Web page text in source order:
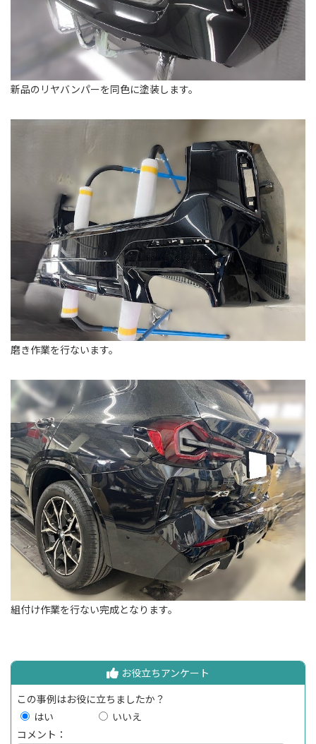
新品のリヤバンパーを同色に塗装します。
磨き作業を行ないます。
組付け作業を行ない完成となります。
お役立ちアンケート
この事例はお役に立ちましたか？
はい
いいえ
コメント：